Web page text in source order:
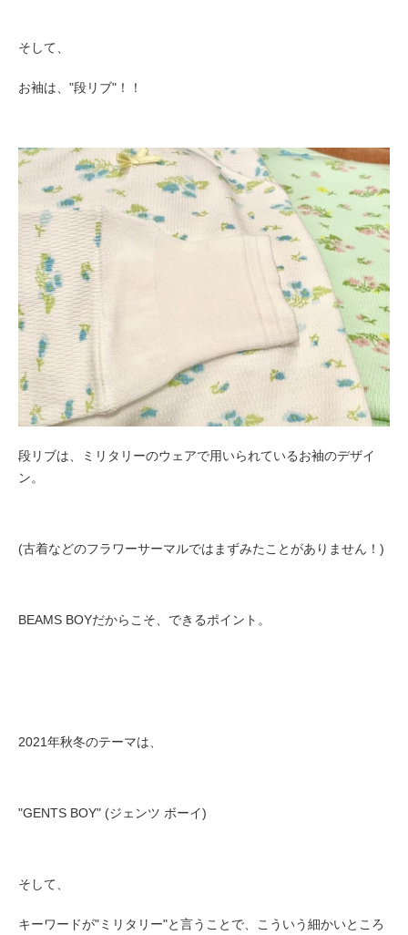
そして、
お袖は、"段リブ"！！
段リブは、ミリタリーのウェアで用いられているお袖のデザイ
ン。
(古着などのフラワーサーマルではまずみたことがありません！)
BEAMS BOYだからこそ、できるポイント。
2021年秋冬のテーマは、
"GENTS BOY" (ジェンツ ボーイ)
そして、
キーワードが"ミリタリー"と言うことで、こういう細かいところ